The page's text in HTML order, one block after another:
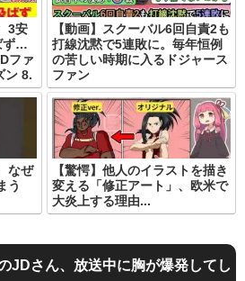
3安
ず…
ファ
ン 8.
【動画】スクーバル6回自責2も
打線沈黙で5連敗に。毎年恒例
の苦しい時期に入るドジャース
ファン
なぜ
う
【驚愕】他人のイラストを描き
変える「修正アート」、欧米で
大炎上する理由...
JDさん、放送中に胸が爆発してし